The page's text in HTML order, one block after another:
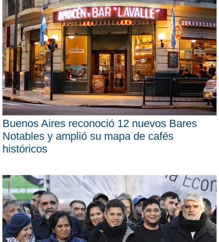
Buenos Aires reconoció 12 nuevos Bares
Notables y amplió su mapa de cafés
históricos